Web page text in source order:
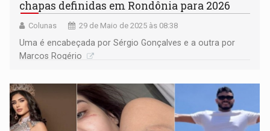
chapas definidas em Rondônia para 2026
Colunas 29 de Maio de 2025 às 08:38
Uma é encabeçada por Sérgio Gonçalves e a outra por
Marcos Rogério